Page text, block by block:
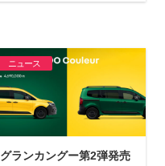
ニュース
グランカングー第2弾発売